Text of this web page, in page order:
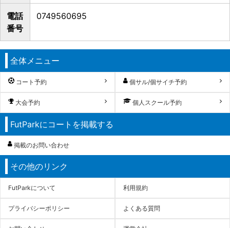
電話
番号
0749560695
全体メニュー
コート予約 個サル/個サイチ予約
大会予約 個人スクール予約
FutParkにコートを掲載する
掲載のお問い合わせ
その他のリンク
FutParkについて 利用規約
プライバシーポリシー よくある質問